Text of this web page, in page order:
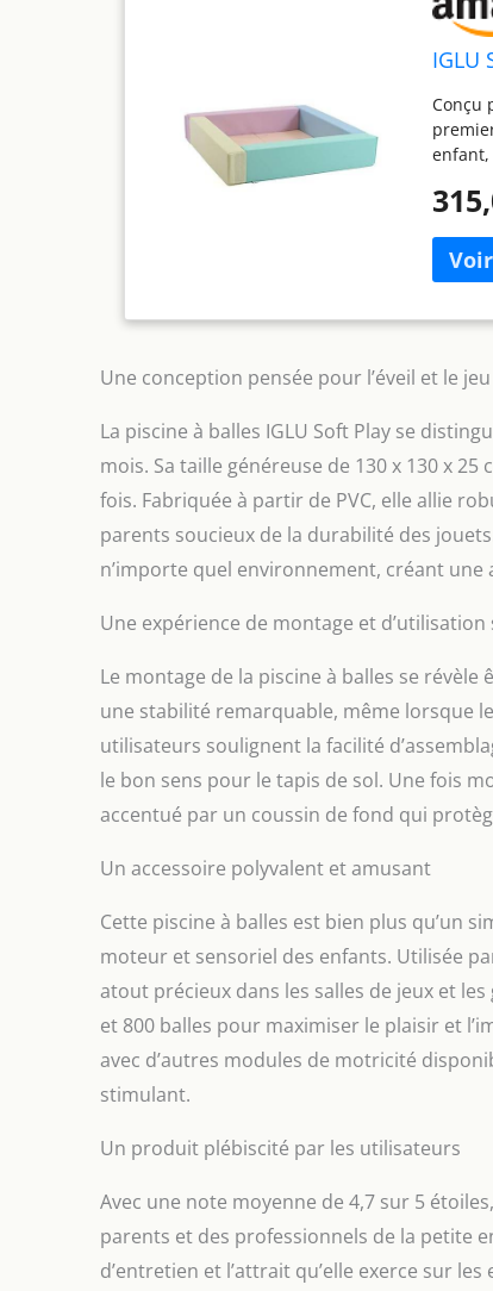
IGLU
Conçu
enfant,
forme
sans
Une conception pensée pour l’éveil et le jeu
La piscine à balles IGLU Soft Play se
mois. Sa taille généreuse de 130 x 130 x
fois. Fabriquée à partir de PVC, elle allie
parents soucieux de la durabilité des
n’importe quel environnement, créant
Une expérience de montage et d’utilisation
Le montage de la piscine à balles se
une stabilité remarquable, même lorsque
utilisateurs soulignent la facilité
le bon sens pour le tapis de sol. Une fois
accentué par un coussin de fond qui
Un accessoire polyvalent et amusant
Cette piscine à balles est bien plus qu’un
moteur et sensoriel des enfants. Utilisée
atout précieux dans les salles de jeux et
et 800 balles pour maximiser le plaisir et
avec d’autres modules de motricité
stimulant.
Un produit plébiscité par les utilisateurs
Avec une note moyenne de 4,7 sur 5
parents et des professionnels de la petite
d’entretien et l’attrait qu’elle exerce sur